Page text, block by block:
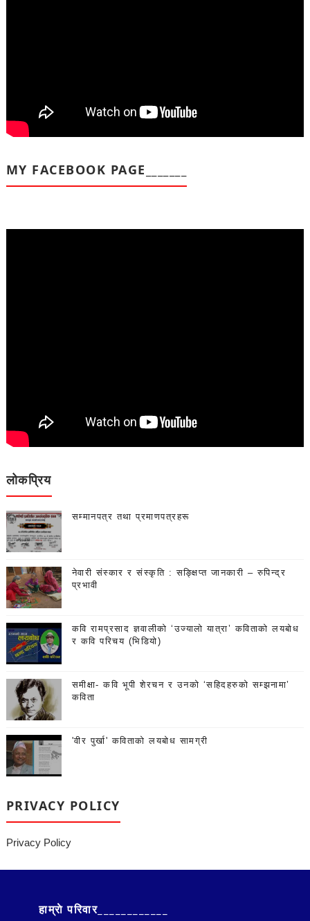
MY FACEBOOK PAGE_______
लोकप्रिय
सम्मानपत्र तथा प्रमाणपत्रहरू
नेवारी संस्कार र संस्कृति : सङ्क्षिप्त जानकारी – रुपिन्द्र
प्रभावी
कवि रामप्रसाद ज्ञवालीको ‘उज्यालो यात्रा’ कविताको लयबोध
र कवि परिचय (भिडियो)
समीक्षा- कवि भूपी शेरचन र उनको ‘सहिदहरुको सम्झनामा’
कविता
'वीर पुर्खा' कविताको लयबोध सामग्री
PRIVACY POLICY
Privacy Policy
हाम्राे परिवार____________